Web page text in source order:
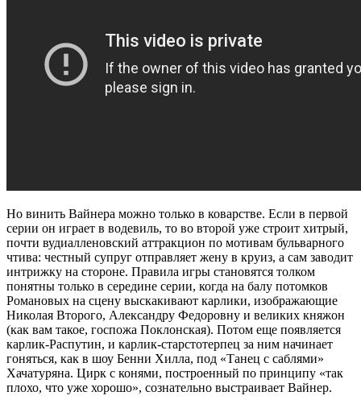
Но винить Вайнера можно только в коварстве. Если в первой
серии он играет в водевиль, то во второй уже строит хитрый,
почти вудиалленовский аттракцион по мотивам бульварного
чтива: честный супруг отправляет жену в круиз, а сам заводит
интрижку на стороне. Правила игры становятся толком
понятны только в середине серии, когда на балу потомков
Романовых на сцену выскакивают карлики, изображающие
Николая Второго, Александру Федоровну и великих княжон
(как вам такое, госпожа Поклонская). Потом еще появляется
карлик-Распутин, и карлик-старстотерпец за ним начинает
гоняться, как в шоу Бенни Хилла, под «Танец с саблями»
Хачатуряна. Цирк с конями, построенный по принципу «так
плохо, что уже хорошо», сознательно выстраивает Вайнер.